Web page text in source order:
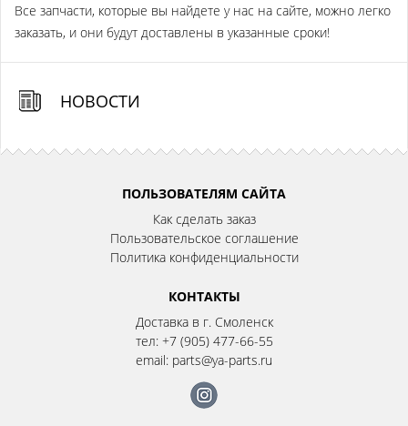
Все запчасти, которые вы найдете у нас на сайте, можно легко
заказать, и они будут доставлены в указанные сроки!
НОВОСТИ
ПОЛЬЗОВАТЕЛЯМ САЙТА
Как сделать заказ
Пользовательское соглашение
Политика конфиденциальности
КОНТАКТЫ
Доставка в г. Смоленск
тел: +7 (905) 477-66-55
email: parts@ya-parts.ru